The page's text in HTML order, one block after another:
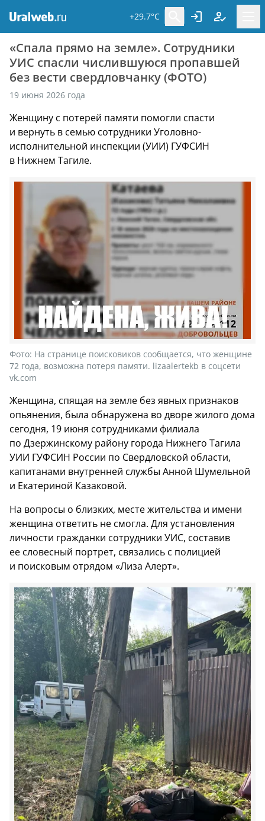
+29.7°C
«Спала прямо на земле». Сотрудники
УИС спасли числившуюся пропавшей
без вести свердловчанку (ФОТО)
19 июня 2026 года
Женщину с потерей памяти помогли спасти
и вернуть в семью сотрудники Уголовно-
исполнительной инспекции (УИИ) ГУФСИН
в Нижнем Тагиле.
Фото: На странице поисковиков сообщается, что женщине
72 года, возможна потеря памяти. lizaalertekb в соцсети
vk.com
Женщина, спящая на земле без явных признаков
опьянения, была обнаружена во дворе жилого дома
сегодня, 19 июня сотрудниками филиала
по Дзержинскому району города Нижнего Тагила
УИИ ГУФСИН России по Свердловской области,
капитанами внутренней службы Анной Шумельной
и Екатериной Казаковой.
На вопросы о близких, месте жительства и имени
женщина ответить не смогла. Для установления
личности гражданки сотрудники УИС, составив
ее словесный портрет, связались с полицией
и поисковым отрядом «Лиза Алерт».